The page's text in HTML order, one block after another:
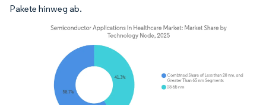
Pakete hinweg ab.